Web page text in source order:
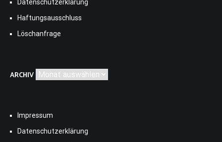
Datenschutzerklärung
Haftungsausschluss
Löschanfrage
ARCHIV Archiv
Impressum
Datenschutzerklärung